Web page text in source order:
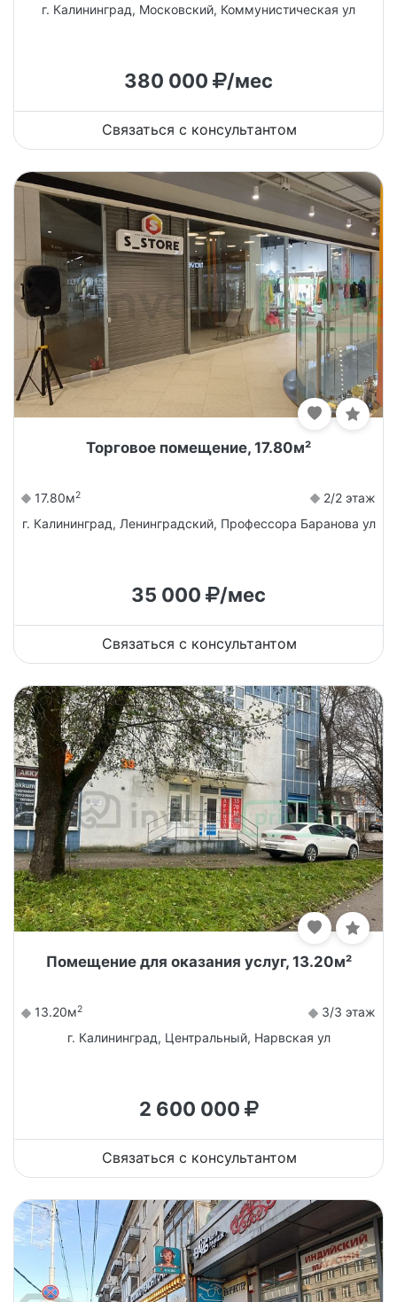
г. Калининград, Московский, Коммунистическая ул
380 000 /мес
Связаться с консультантом
Торговое помещение, 17.80м²
17.80м2
2/2 этаж
г. Калининград, Ленинградский, Профессора Баранова ул
35 000 /мес
Связаться с консультантом
Помещение для оказания услуг, 13.20м²
13.20м2
3/3 этаж
г. Калининград, Центральный, Нарвская ул
2 600 000
Связаться с консультантом